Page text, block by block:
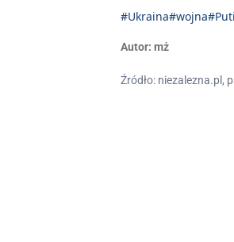
#Ukraina#wojna
Autor: mż
Źródło: niezalezna.pl,